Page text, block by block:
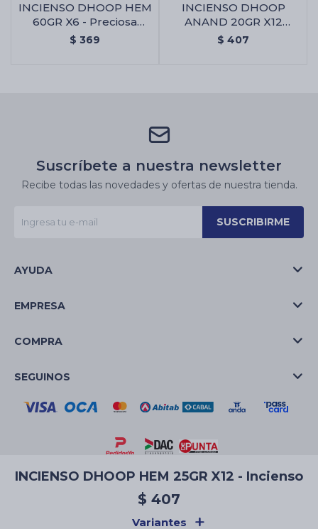
INCIENSO DHOOP HEM 25GR X12 - Incienso
$ 407
Variantes
INCIENSO DHOOP HEM
60GR X6 - Preciosa
Heena
$ 369
INCIENSO DHOOP
ANAND 20GR X12
UNIDADES - Mandarina
$ 407
Suscríbete a nuestra newsletter
Recibe todas las novedades y ofertas de nuestra tienda.
SUSCRIBIRME
AYUDA
EMPRESA
COMPRA
SEGUINOS
© Copyright 2026 / La Casa de las Velas